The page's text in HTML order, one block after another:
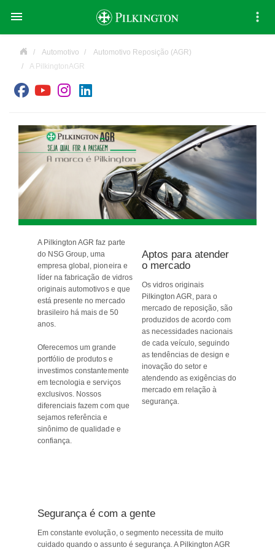

Automotivo
Automotivo Reposição (AGR)
A PilkingtonAGR
A Pilkington AGR faz parte
do NSG Group, uma
empresa global, pioneira e
líder na fabricação de vidros
originais automotivos e que
está presente no mercado
brasileiro há mais de 50
anos.
Oferecemos um grande
portfólio de produtos e
investimos constantemente
em tecnologia e serviços
exclusivos. Nossos
diferenciais fazem com que
sejamos referência e
sinônimo de qualidade e
confiança.
Aptos para atender
o mercado
Os vidros originais
Pilkington AGR, para o
mercado de reposição, são
produzidos de acordo com
as necessidades nacionais
de cada veículo, seguindo
as tendências de design e
inovação do setor e
atendendo as exigências do
mercado em relação à
segurança.
know
how
para,
Segurança é com a gente
Em constante evolução, o segmento necessita de muito
cuidado quando o assunto é segurança. A Pilkington AGR